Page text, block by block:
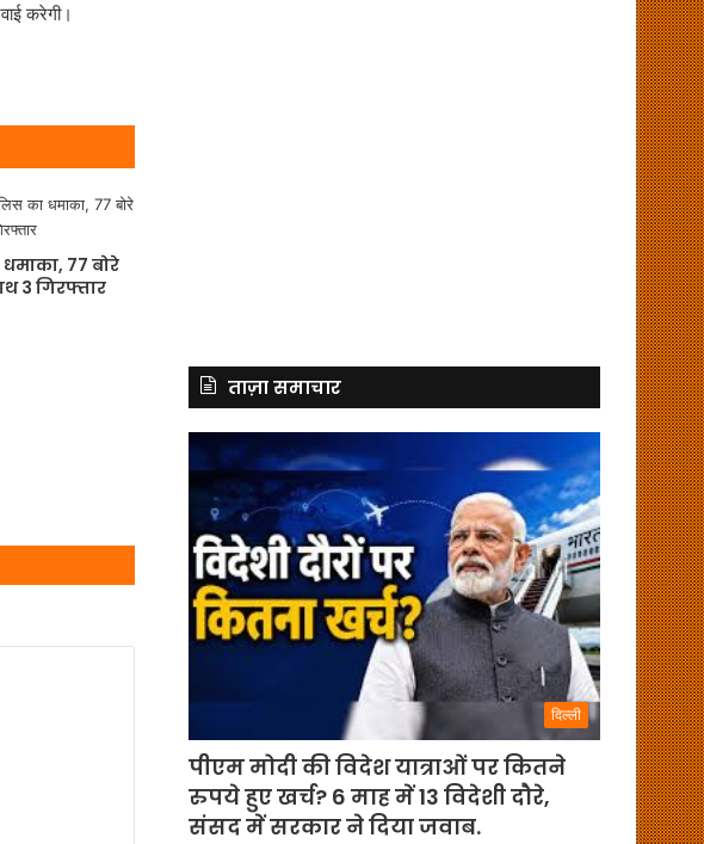
करेगी।
77 बोरे
3 गिरफ्तार
ताज़ा समाचार
दिल्ली
पीएम मोदी की विदेश यात्राओं पर कितने
रुपये हुए खर्च? 6 माह में 13 विदेशी दौरे,
संसद में सरकार ने दिया जवाब.